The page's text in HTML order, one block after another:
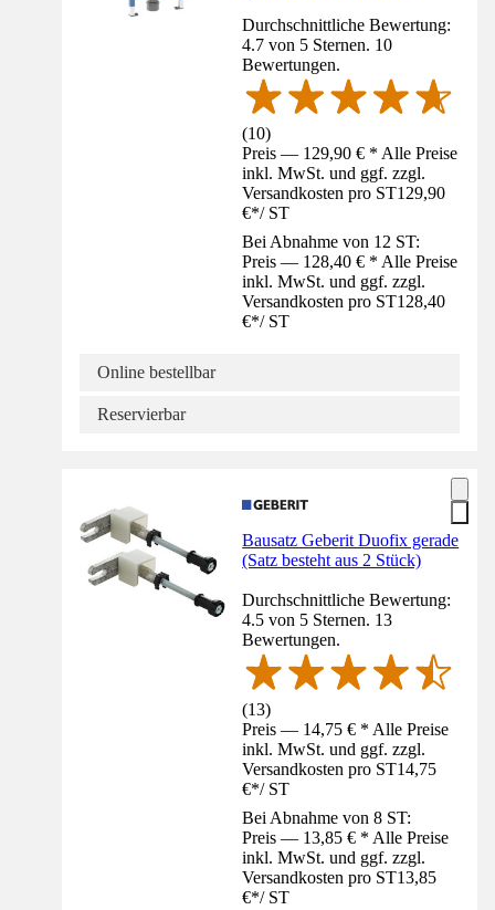
Durchschnittliche Bewertung:
4.7 von 5 Sternen. 10
Bewertungen.
(10)
Preis — 129,90 € * Alle Preise
inkl. MwSt. und ggf. zzgl.
Versandkosten pro ST129,90
€*/ ST
Bei Abnahme von 12 ST:
Preis — 128,40 € * Alle Preise
inkl. MwSt. und ggf. zzgl.
Versandkosten pro ST128,40
€*/ ST
Online bestellbar
Reservierbar
Bausatz Geberit Duofix gerade
(Satz besteht aus 2 Stück)
Durchschnittliche Bewertung:
4.5 von 5 Sternen. 13
Bewertungen.
(13)
Preis — 14,75 € * Alle Preise
inkl. MwSt. und ggf. zzgl.
Versandkosten pro ST14,75
€*/ ST
Bei Abnahme von 8 ST:
Preis — 13,85 € * Alle Preise
inkl. MwSt. und ggf. zzgl.
Versandkosten pro ST13,85
€*/ ST